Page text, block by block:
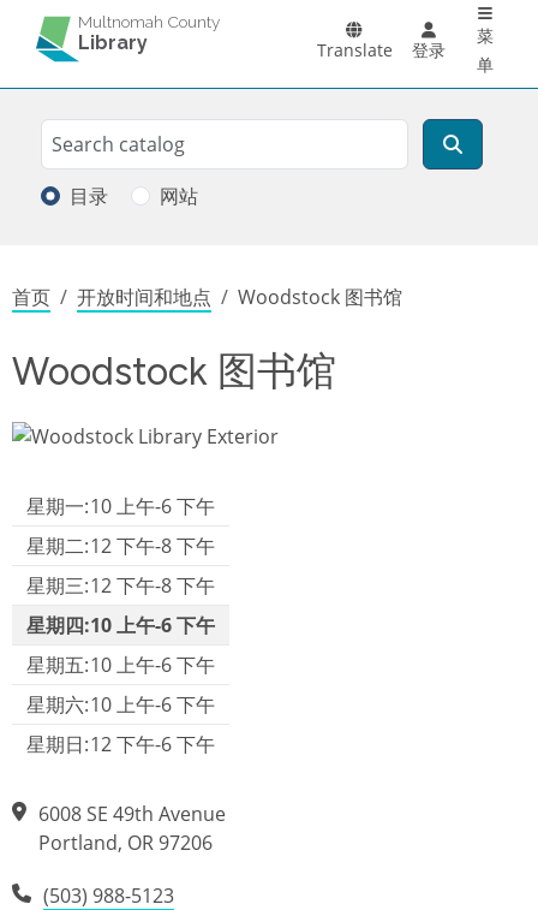
跳转到主要内容Multnomah County
Library Translate 登录
菜
单
Search
搜索
目录 网站
面包屑
首页 开放时间和地点 Woodstock 图书馆
Woodstock 图书馆
图像
Library hours
星期一:10 上午-6 下午
星期二:12 下午-8 下午
星期三:12 下午-8 下午
星期四:10 上午-6 下午
星期五:10 上午-6 下午
星期六:10 上午-6 下午
星期日:12 下午-6 下午
6008 SE 49th Avenue
Portland, OR 97206
(503) 988-5123